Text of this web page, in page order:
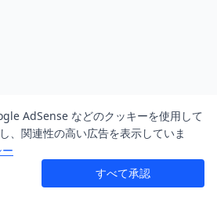
AdSense などのクッキーを使用して
、関連性の高い広告を表示していま
すべて承認